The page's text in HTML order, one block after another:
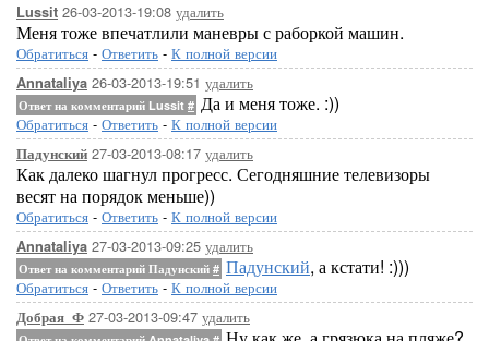
Lussit 26-03-2013-19:08 удалить
Меня тоже впечатлили маневры с раборкой машин.
Обратиться - Ответить - К полной версии
Annataliya 26-03-2013-19:51 удалить
Ответ на комментарий Lussit # Да и меня тоже. :))
Обратиться - Ответить - К полной версии
Падунский 27-03-2013-08:17 удалить
Как далеко шагнул прогресс. Сегодняшние телевизоры
весят на порядок меньше))
Обратиться - Ответить - К полной версии
Annataliya 27-03-2013-09:25 удалить
Ответ на комментарий Падунский # Падунский, а кстати! :)))
Обратиться - Ответить - К полной версии
Добрая_Ф 27-03-2013-09:47 удалить